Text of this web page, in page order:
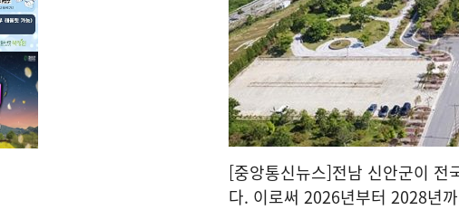
[중앙통신뉴스]전남 신안군이 전
다. 이로써 2026년부터 2028년